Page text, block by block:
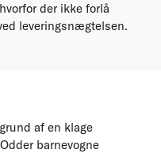
der ikke forlå
leveringsnægtelsen.
af en klage
barnevogne